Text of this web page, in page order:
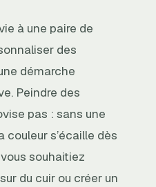
à une paire de
des
démarche
Peindre des
pas : sans une
couleur s’écaille dès
souhaitiez
du cuir ou créer un